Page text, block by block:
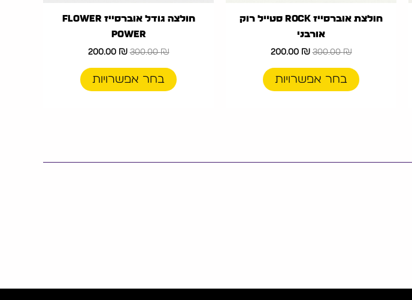
חולצת אוברסייז ROCK סטייל רוק
אורבני
300.00₪
200.00 ₪
בחר אפשרויות
חולצה גודל אוברסייז Flower
Power
300.00₪
200.00 ₪
בחר אפשרויות